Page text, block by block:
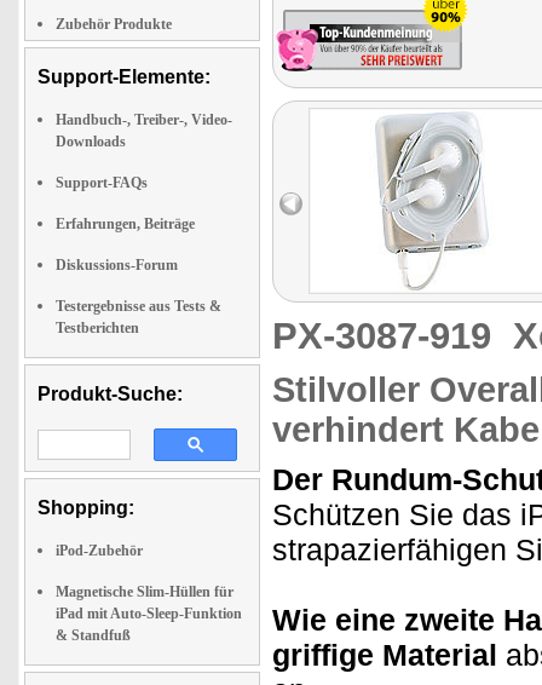
Zubehör Produkte
Support-Elemente:
Handbuch-, Treiber-, Video-
Downloads
Support-FAQs
Erfahrungen, Beiträge
Diskussions-Forum
Testergebnisse aus Tests &
Testberichten
Produkt-Suche:
Shopping:
iPod-Zubehör
Magnetische Slim-Hüllen für
iPad mit Auto-Sleep-Funktion
& Standfuß
PX-3087-919
Stilvoller
verhindert
Der Rundum-
Schützen Sie das
strapazierfähigen
Wie eine zweite
griffige Material